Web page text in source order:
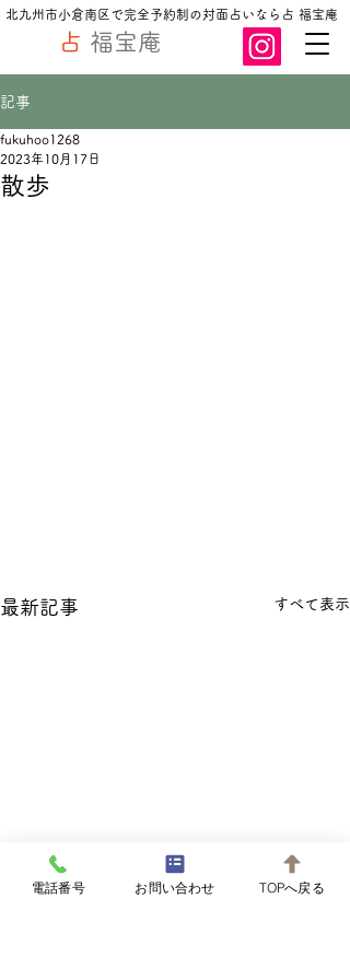
占 福宝庵
北九州市小倉南区で完全予約制の対面占いなら占 福宝庵
記事
散歩
fukuhoo1268
2023年10月17日
最新記事 すべて表示
電話番号 お問い合わせ TOPへ戻る